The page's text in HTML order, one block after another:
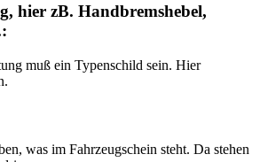
hier zB. Handbremshebel,
muß ein Typenschild sein. Hier
was im Fahrzeugschein steht. Da stehen